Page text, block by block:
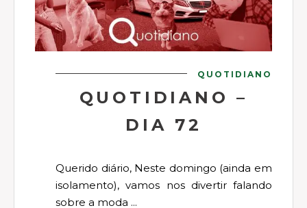
QUOTIDIANO
QUOTIDIANO –
DIA 72
Querido diário, Neste domingo (ainda em
isolamento), vamos nos divertir falando
sobre a moda ...